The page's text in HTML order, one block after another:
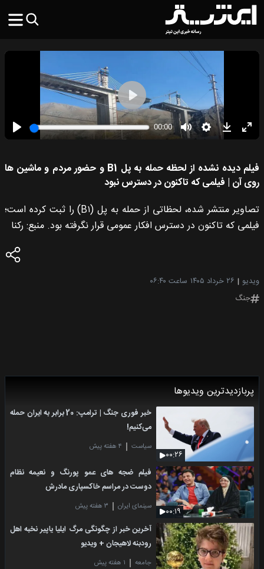
فیلم دیده نشده از لحظه حمله به پل B1 و حضور مردم و ماشین ها
روی آن | فیلمی که تاکنون در دسترس نبود
تصاویر منتشر شده، لحظاتی از حمله به پل (B۱) را ثبت کرده است؛
فیلمی که تاکنون در دسترس افکار عمومی قرار نگرفته بود. منبع: رکنا
ویدیو ۲۶ خرداد ۱۴۰۵
ساعت ۰۶:۴۰
جنگ
پربازدیدترین ویدیوها
۰۰:۲۶
خبر فوری جنگ | ترامپ: 20 برابر به ایران حمله
می‌کنیم!
سیاست ۴ هفته پیش
۰۰:۱۹
فیلم ضجه های عمو پورنگ و نعیمه نظام
دوست در مراسم خاکسپاری مادرش
سینمای ایران ۳ هفته پیش
آخرین خبر از چگونگی مرگ ایلیا یاپیر نخبه اهل
رودبنه لاهیجان + ویدیو
جامعه ۱ هفته پیش